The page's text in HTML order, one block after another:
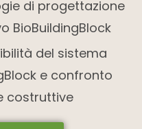
di progettazione
BioBuildingBlock
del sistema
e confronto
costruttive